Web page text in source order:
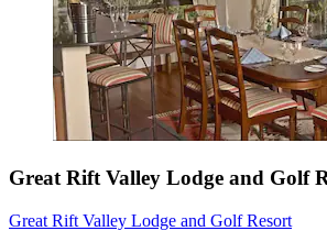
Great Rift Valley Lodge and Golf
Great Rift Valley Lodge and Golf Resort